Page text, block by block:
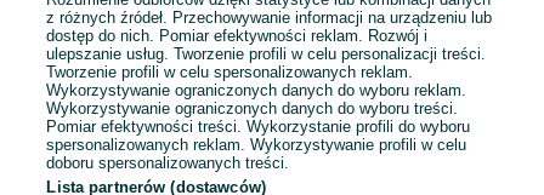
Pracownicy z Ukrainy: 🇺🇦 Запрошуємо людей з України
(Zapraszamy pracowników z Ukrainy)
Odświeżono dnia 06 sierpnia 2026
Strona główna Praca Prace magazynowe
z różnych źródeł. Przechowywanie informacji na urządzeniu lub
dostęp do nich. Pomiar efektywności reklam. Rozwój i
ulepszanie usług. Tworzenie profili w celu personalizacji treści.
Tworzenie profili w celu spersonalizowanych reklam.
Wykorzystywanie ograniczonych danych do wyboru reklam.
Wykorzystywanie ograniczonych danych do wyboru treści.
Pomiar efektywności treści. Wykorzystanie profili do wyboru
spersonalizowanych reklam. Wykorzystywanie profili w celu
doboru spersonalizowanych treści.
Lista partnerów (dostawców)